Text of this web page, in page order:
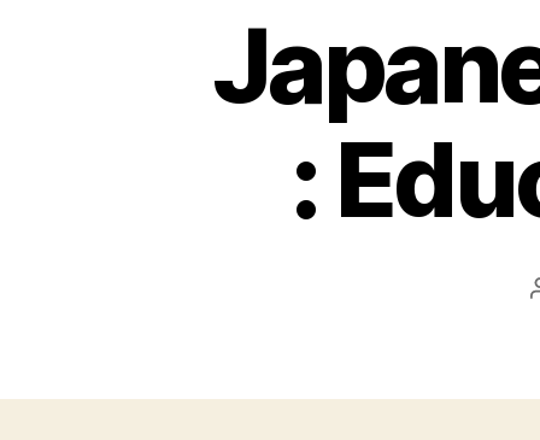
: